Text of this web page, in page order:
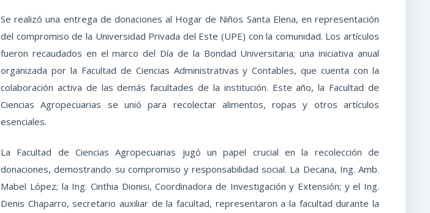
Se realizó una entrega de donaciones al Hogar de Niños Santa Elena, en representación
del compromiso de la Universidad Privada del Este (UPE) con la comunidad. Los artículos
fueron recaudados en el marco del Día de la Bondad Universitaria; una iniciativa anual
organizada por la Facultad de Ciencias Administrativas y Contables, que cuenta con la
colaboración activa de las demás facultades de la institución. Este año, la Facultad de
Ciencias Agropecuarias se unió para recolectar alimentos, ropas y otros artículos
esenciales.
La Facultad de Ciencias Agropecuarias jugó un papel crucial en la recolección de
donaciones, demostrando su compromiso y responsabilidad social. La Decana, Ing. Amb.
Mabel López; la Ing. Cinthia Dionisi, Coordinadora de Investigación y Extensión; y el Ing.
Denis Chaparro, secretario auxiliar de la facultad, representaron a la facultad durante la